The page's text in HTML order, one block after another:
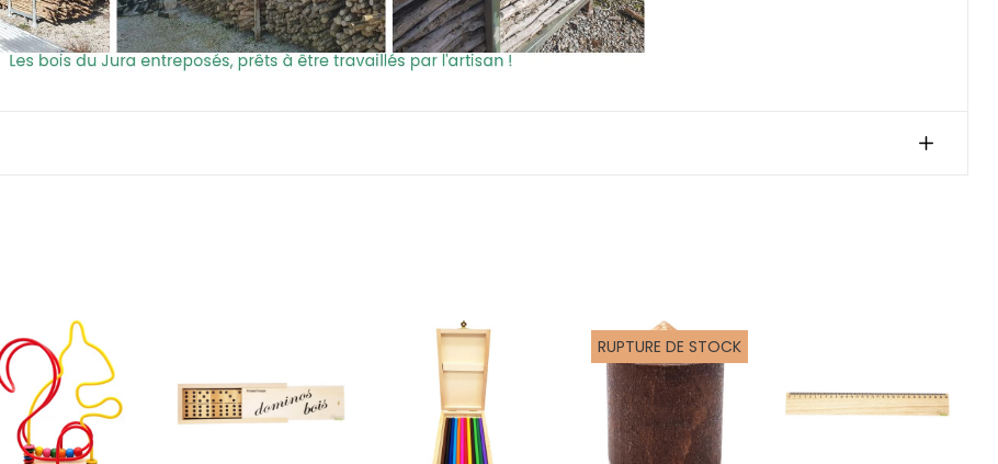
RUPTURE DE STOCK